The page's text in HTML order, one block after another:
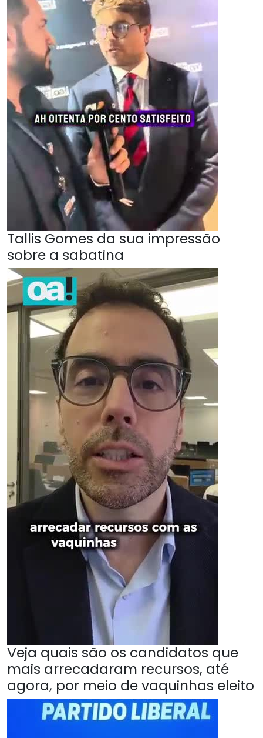
Tallis Gomes da sua impressão
sobre a sabatina
Veja quais são os candidatos que
mais arrecadaram recursos, até
agora, por meio de vaquinhas eleito